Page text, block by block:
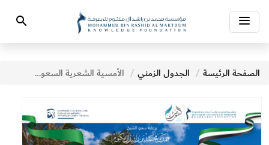
Toggle
navigation
Search
الصفحة الرئيسة الجدول الزمني الأمسية الشعرية السعودية